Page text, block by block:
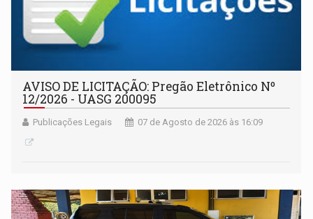
AVISO DE LICITAÇÃO: Pregão Eletrônico Nº
12/2026 - UASG 200095
Publicações Legais 07 de Agosto de 2026 às 16:09